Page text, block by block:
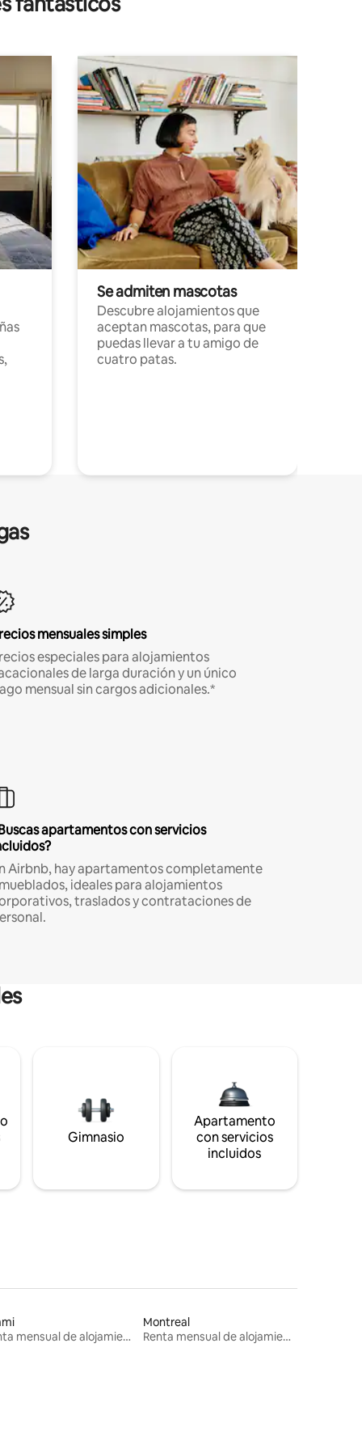
Se admiten mascotas
Descubre alojamientos que
aceptan mascotas, para que
puedas llevar a tu amigo de
cuatro patas.
mensuales simples
especiales para alojamientos
de larga duración y un único
mensual sin cargos adicionales.*
apartamentos con servicios
Airbnb, hay apartamentos completamente
ideales para alojamientos
traslados y contrataciones de
Gimnasio
Apartamento
con servicios
incluidos
Renta mensual de alojamientos
Montreal
Renta mensual de alojamientos